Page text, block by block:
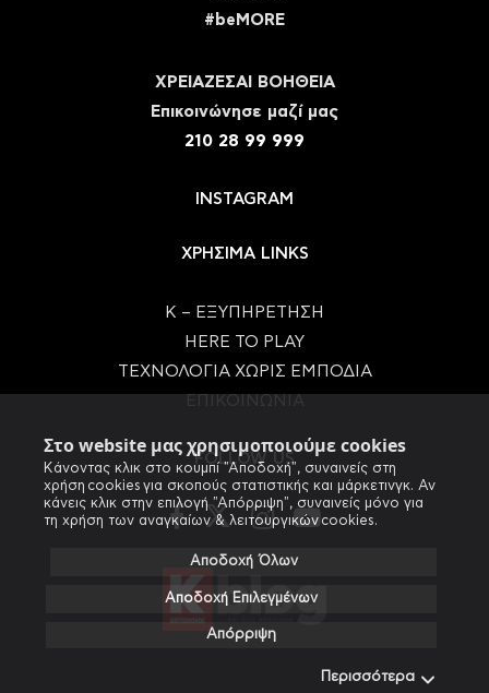
Στο website μας χρησιμοποιούμε cookies
Κάνοντας κλικ στο κουμπί "Αποδοχή", συναινείς στη
χρήση cookies για σκοπούς στατιστικής και μάρκετινγκ. Αν
κάνεις κλικ στην επιλογή "Απόρριψη", συναινείς μόνο για
τη χρήση των αναγκαίων & λειτουργικών cookies.
Αποδοχή Όλων
Αποδοχή Επιλεγμένων
Απόρριψη
Περισσότερα
#beMORE
ΧΡΕΙΑΖΕΣΑΙ ΒΟΗΘΕΙΑ
Eπικοινώνησε μαζί μας
210 28 99 999
INSTAGRAM
ΧΡΗΣΙΜΑ LINKS
Κ – ΕΞΥΠΗΡΕΤΗΣΗ
HERE TO PLAY
ΤΕΧΝΟΛΟΓΙΑ ΧΩΡΙΣ ΕΜΠΟΔΙΑ
FOLLOW US